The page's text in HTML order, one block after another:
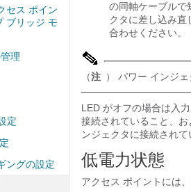
セス ポイン
ブリッジ モ
理
定
ングの設定
の同軸ケーブルで
クタに差し込み直
合わせください。
（注 ） パワー インジ
LED がオフの場合は入
接続されていること、
ンジェクタに接続されて
低電力状態
アクセス ポイントには